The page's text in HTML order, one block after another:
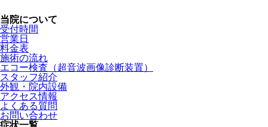
当院について
受付時間
営業日
料金表
施術の流れ
エコー検査（超音波画像診断装置）
スタッフ紹介
外観・院内設備
アクセス情報
よくある質問
お問い合わせ
症状一覧